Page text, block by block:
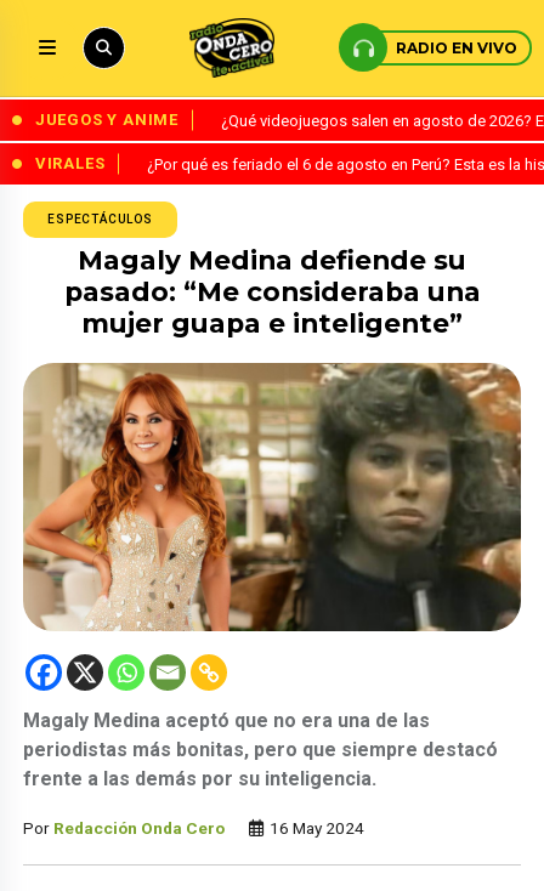
RADIO EN VIVO
JUEGOS Y ANIME ¿Qué videojuegos salen en agosto de
VIRALES ¿Por qué es feriado el 6 de agosto en Perú? Esta es la
ESPECTÁCULOS
Magaly Medina defiende su
pasado: “Me consideraba una
mujer guapa e inteligente”
Magaly Medina aceptó que no era una de las
periodistas más bonitas, pero que siempre destacó
frente a las demás por su inteligencia.
Por Redacción Onda Cero 16 May 2024